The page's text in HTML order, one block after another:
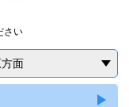
さい
面